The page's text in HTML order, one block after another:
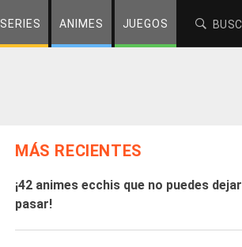
SERIES ANIMES JUEGOS
MÁS RECIENTES
¡42 animes ecchis que no puedes dejar
pasar!